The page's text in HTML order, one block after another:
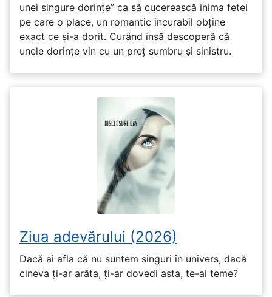
unei singure dorințe” ca să cucerească inima fetei
pe care o place, un romantic incurabil obține
exact ce și-a dorit. Curând însă descoperă că
unele dorințe vin cu un preț sumbru și sinistru.
Ziua adevărului (2026)
Dacă ai afla că nu suntem singuri în univers, dacă
cineva ți-ar arăta, ți-ar dovedi asta, te-ai teme?